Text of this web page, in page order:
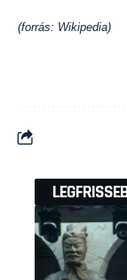
(forrás: Wikipedia)